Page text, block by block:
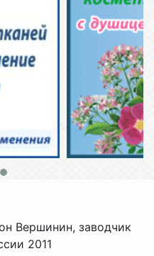
Вершинин, заводчик
2011